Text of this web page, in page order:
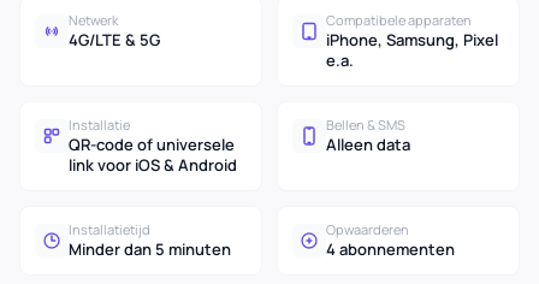
Netwerk
4G/LTE & 5G
Compatibele apparaten
iPhone, Samsung, Pixel
e.a.
Installatie
QR-code of universele
link voor iOS & Android
Bellen & SMS
Alleen data
Installatietijd
Minder dan 5 minuten
Opwaarderen
4 abonnementen